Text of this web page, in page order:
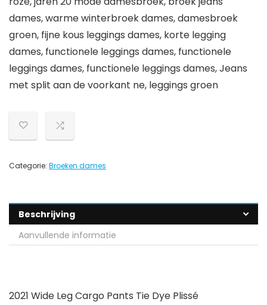
dames, warme winterbroek dames, damesbroek
groen, fijne kous leggings dames, korte legging
dames, functionele leggings dames, functionele
leggings dames, functionele leggings dames, Jeans
met split aan de voorkant ne, leggings groen
Categorie: Broeken dames
Beschrijving
Aanvullende informatie
2021 Wide Leg Cargo Pants Tie Dye Plissé